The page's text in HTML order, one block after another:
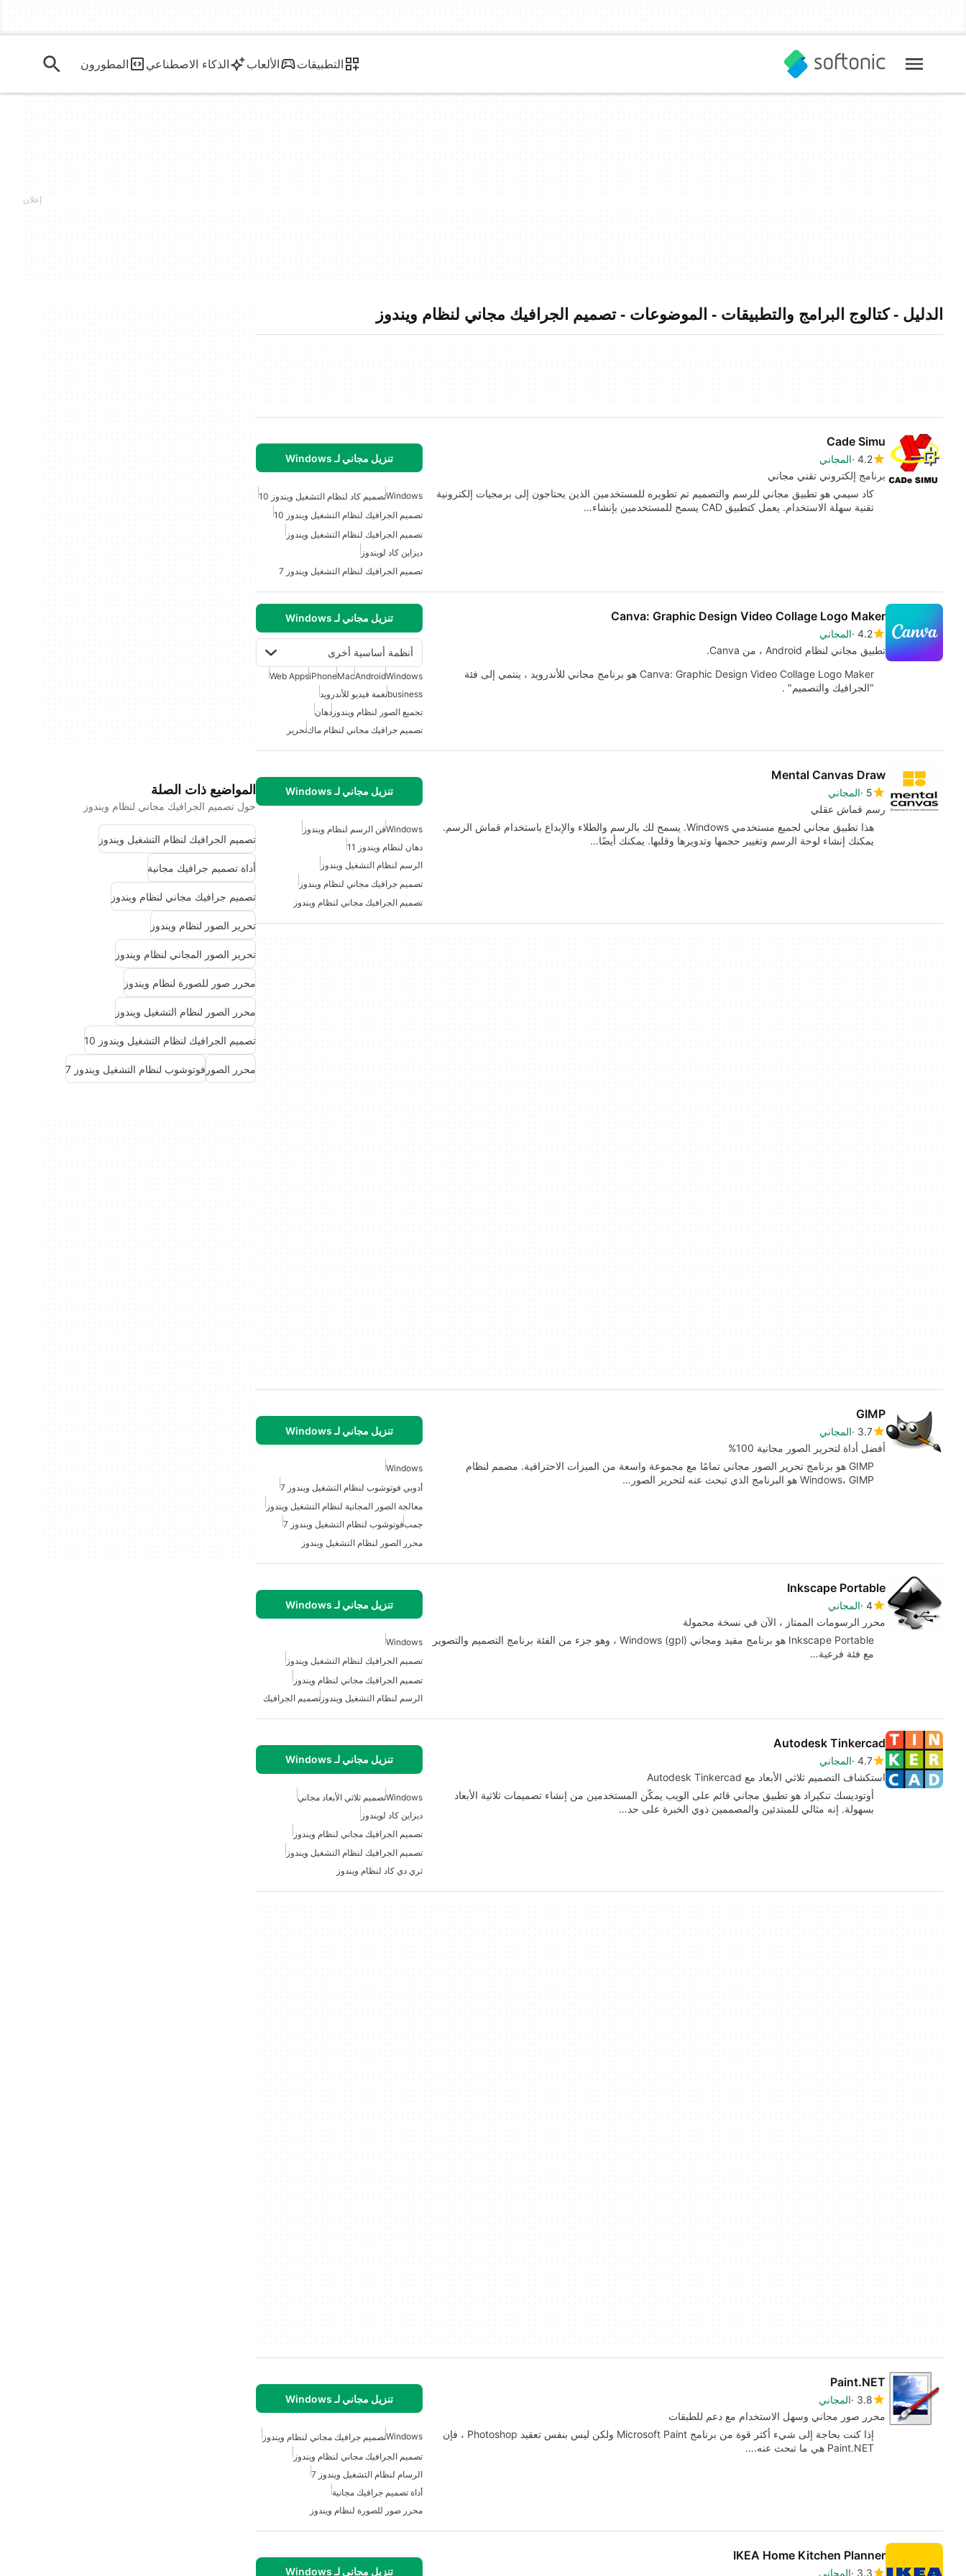
التطبيقات الألعاب الذكاء الاصطناعي المطورون
الدليل - كتالوج البرامج والتطبيقات - الموضوعات - تصميم الجرافيك مجاني لنظام ويندوز
Cade Simu
4.2 المجاني
برنامج إلكتروني تقني مجاني
تنزيل مجاني لـ Windows
كاد سيمي هو تطبيق مجاني للرسم والتصميم تم تطويره للمستخدمين الذين يحتاجون إلى برمجيات إلكترونية
تقنية سهلة الاستخدام. يعمل كتطبيق CAD يسمح للمستخدمين بإنشاء…
Windowsتصميم كاد لنظام التشغيل ويندوز 10
تصميم الجرافيك لنظام التشغيل ويندوز 10
تصميم الجرافيك لنظام التشغيل ويندوز
ديزاين كاد لويندوز
تصميم الجرافيك لنظام التشغيل ويندوز 7
Canva: Graphic Design Video Collage Logo Maker
4.2 المجاني
تطبيق مجاني لنظام Android ، من Canva.
تنزيل مجاني لـ Windows
أنظمة أساسية أخرى
Canva: Graphic Design Video Collage Logo Maker هو برنامج مجاني للأندرويد ، ينتمي إلى فئة
"الجرافيك والتصميم" .
Windows
Android
Mac
iPhone
Web Apps
businessنغمة فيديو للأندرويد
تجميع الصور لنظام ويندوز دهان
تصميم جرافيك مجاني لنظام ماكتحرير
Mental Canvas Draw
5 المجاني
رسم قماش عقلي
تنزيل مجاني لـ Windows
هذا تطبيق مجاني لجميع مستخدمي Windows. يسمح لك بالرسم والطلاء والإبداع باستخدام قماش الرسم.
يمكنك إنشاء لوحة الرسم وتغيير حجمها وتدويرها وقلبها. يمكنك أيضًا…
Windowsفن الرسم لنظام ويندوز
دهان لنظام ويندوز 11
الرسم لنظام التشغيل ويندوز
تصميم جرافيك مجاني لنظام ويندوز
تصميم الجرافيك مجاني لنظام ويندوز
GIMP
3.7 المجاني
أفضل أداة لتحرير الصور مجانية 100%
تنزيل مجاني لـ Windows
GIMP هو برنامج تحرير الصور مجاني تمامًا مع مجموعة واسعة من الميزات الاحترافية. مصمم لنظام
Windows، GIMP هو البرنامج الذي تبحث عنه لتحرير الصور…
Windows
أدوبي فوتوشوب لنظام التشغيل ويندوز 7
معالجة الصور المجانية لنظام التشغيل ويندوز
جمبفوتوشوب لنظام التشغيل ويندوز 7
محرر الصور لنظام التشغيل ويندوز
Inkscape Portable
4 المجاني
محرر الرسومات الممتاز ، الآن في نسخة محمولة
تنزيل مجاني لـ Windows
Inkscape Portable هو برنامج مفيد ومجاني (gpl) Windows ، وهو جزء من الفئة برنامج التصميم والتصوير
مع فئة فرعية…
Windows
تصميم الجرافيك لنظام التشغيل ويندوز
تصميم الجرافيك مجاني لنظام ويندوز
الرسم لنظام التشغيل ويندوز تصميم الجرافيك
Autodesk Tinkercad
4.7 المجاني
استكشاف التصميم ثلاثي الأبعاد مع Autodesk Tinkercad
تنزيل مجاني لـ Windows
أوتوديسك تنكيراد هو تطبيق مجاني قائم على الويب يمكّن المستخدمين من إنشاء تصميمات ثلاثية الأبعاد
بسهولة. إنه مثالي للمبتدئين والمصممين ذوي الخبرة على حد…
Windowsتصميم ثلاثي الأبعاد مجاني
ديزاين كاد لويندوز
تصميم الجرافيك مجاني لنظام ويندوز
تصميم الجرافيك لنظام التشغيل ويندوز
ثري دي كاد لنظام ويندوز
Paint.NET
3.8 المجاني
محرر صور مجاني وسهل الاستخدام مع دعم للطبقات
تنزيل مجاني لـ Windows
إذا كنت بحاجة إلى شيء أكثر قوة من برنامج Microsoft Paint ولكن ليس بنفس تعقيد Photoshop ، فإن
Paint.NET هي ما تبحث عنه.…
Windowsتصميم جرافيك مجاني لنظام ويندوز
تصميم الجرافيك مجاني لنظام ويندوز
الرسام لنظام التشغيل ويندوز 7
أداة تصميم جرافيك مجانية
محرر صور للصورة لنظام ويندوز
IKEA Home Kitchen Planner
3.3 المجاني تنزيل مجاني لـ Windows
المواضيع ذات الصلة
حول تصميم الجرافيك مجاني لنظام ويندوز
تصميم الجرافيك لنظام التشغيل ويندوز
أداة تصميم جرافيك مجانية
تصميم جرافيك مجاني لنظام ويندوز
تحرير الصور لنظام ويندوز
تحرير الصور المجاني لنظام ويندوز
محرر صور للصورة لنظام ويندوز
محرر الصور لنظام التشغيل ويندوز
تصميم الجرافيك لنظام التشغيل ويندوز 10
محرر الصور فوتوشوب لنظام التشغيل ويندوز 7